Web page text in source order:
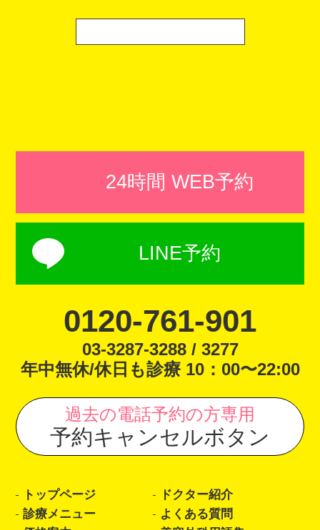
24時間 WEB予約
LINE予約
0120-761-901
03-3287-3288 / 3277
年中無休/休日も診療 10：00〜22:00
過去の電話予約の方専用
予約キャンセルボタン
トップページ
ドクター紹介
診療メニュー
よくある質問